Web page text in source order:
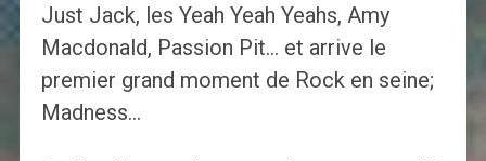
Just Jack, les Yeah Yeah Yeahs, Amy
Macdonald, Passion Pit… et arrive le
premier grand moment de Rock en seine;
Madness…